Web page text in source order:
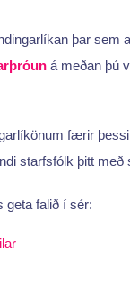
þar sem
á meðan þú
færir
starfsfólk þitt
geta falið í sér: